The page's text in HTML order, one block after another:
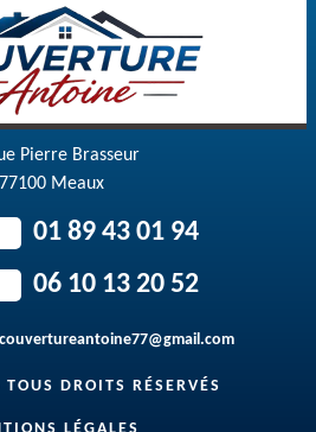
Pierre Brasseur
77100 Meaux
01 89 43 01 94
06 10 13 20 52
couvertureantoine77@gmail.com
DROITS RÉSERVÉS